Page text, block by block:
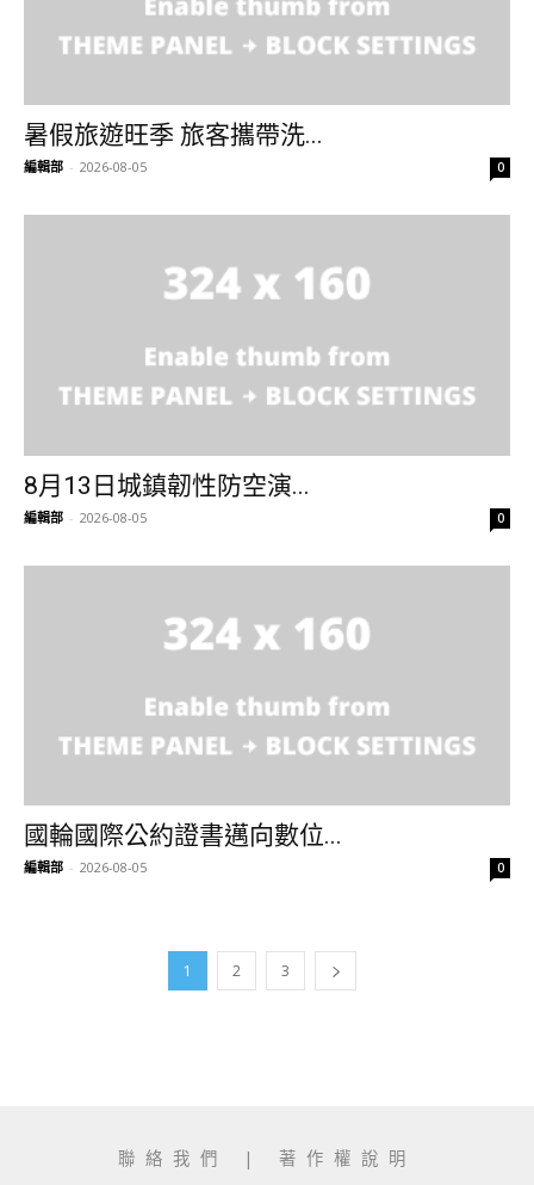
暑假旅遊旺季 旅客攜帶洗...
編輯部 - 2026-08-05 0
8月13日城鎮韌性防空演...
編輯部 - 2026-08-05 0
國輪國際公約證書邁向數位...
編輯部 - 2026-08-05 0
1 2 3
聯絡我們 | 著作權說明